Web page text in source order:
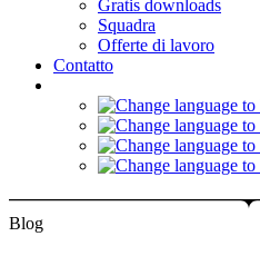
Gratis downloads
Squadra
Offerte di lavoro
Contatto
Blog